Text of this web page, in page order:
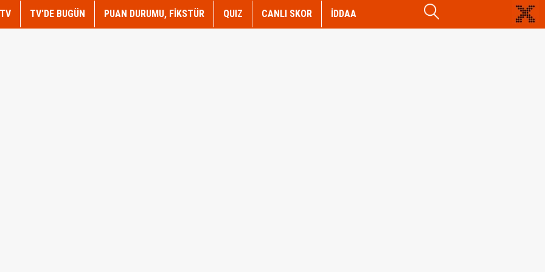
TV'DE BUGÜN PUAN DURUMU, FİKSTÜR QUIZ CANLI SKOR İDDAA